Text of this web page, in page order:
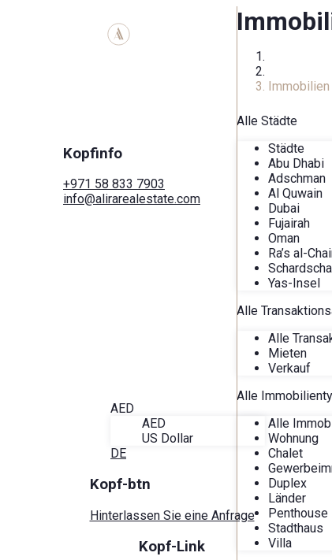
Kopfinfo
+971 58 833 7903
info@alirarealestate.com
AED
AED
US Dollar
DE
Kopf-btn
Hinterlassen Sie eine Anfrage
Kopf-Link
Immobilien
Alle Städte
Städte
Abu Dhabi
Adschman
Al Quwain
Dubai
Fujairah
Oman
Ra’s al-
Schardscha
Yas-Insel
Alle
Alle
Mieten
Verkauf
Alle
Alle
Wohnung
Chalet
Duplex
Länder
Penthouse
Stadthaus
Villa